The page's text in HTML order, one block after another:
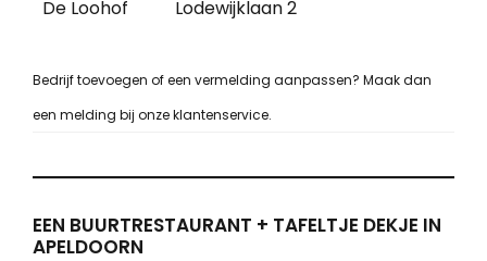
De Loohof Lodewijklaan 2
Bedrijf toevoegen of een vermelding aanpassen? Maak dan
een melding bij onze klantenservice.
EEN BUURTRESTAURANT + TAFELTJE DEKJE IN
APELDOORN